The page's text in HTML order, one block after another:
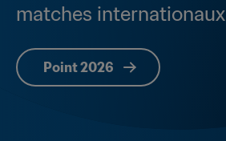
matches internationaux
Point 2026